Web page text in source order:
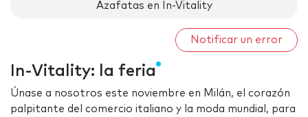
Azafatas en In-Vitality
Notificar un error
In-Vitality: la feria
Únase a nosotros este noviembre en Milán, el corazón
palpitante del comercio italiano y la moda mundial, para